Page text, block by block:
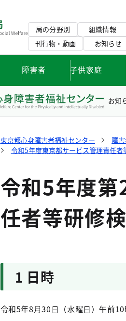
局の分野別 組織情報
刊行物・動画
お知らせ
障害者 子供家庭
お知
東京都心身障害者福祉センター 障
令和5年度東京都サービス管理責任者
令和5年度
任者等研修
1 日時
令和5年8月30日（水曜日）午前